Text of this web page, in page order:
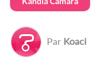
Par Koaci